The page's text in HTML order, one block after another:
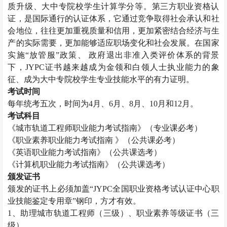
质升级、大中专院校学生计算学分等。第三方职业资格认
证，是国际通行的认证体系，它通过竞争取得社会承认和社
会地位，往往更加重视质量和信用，更加紧密结合经济与生
产的实际需要，更加能够适应职场变化和社会发展。在国家
实施“放管服”政策、 政府退出非准入类评价体系的背景
下， JYPC证书越来越成为金领和白领人士执业能力的象
征、成为大中专院校学生专业技能水平的有力证明。
考试时间
每年统考五次，时间为4月、6月、8月、 10月和12 月。
考试科目
《城市轨道工程师职业能力考试指南》（专业课必考）
《职业素养职业能力考试指南 》（公共课必考）
《英语职业能力考试指南》（公共课选考）
《计算机职业能力考试指南》（公共课选考）
颁发证书
颁发的证书上必须加盖“JYPC全国职业资格考试认证中心职
业技能鉴定专用章”钢印，方才有效。
1
、助理城市轨道工程师（三级）、职业素养等级证书（三
级）。